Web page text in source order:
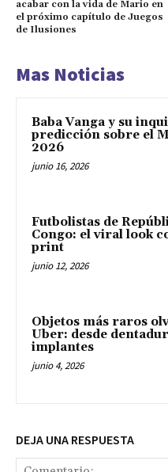
acabar con la vida de Mario en
el próximo capítulo de Juegos
de Ilusiones
Mas Noticias
Baba Vanga y su
predicción sobre el
2026
junio 16, 2026
Futbolistas de
Congo: el viral look
print
junio 12, 2026
Objetos más raros
Uber: desde
implantes
junio 4, 2026
DEJA UNA RESPUESTA